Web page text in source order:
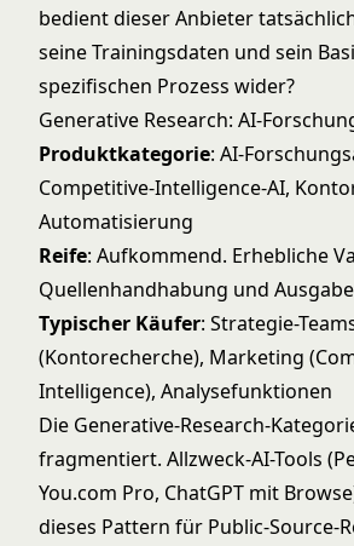
bedient dieser Anbieter
seine Trainingsdaten und sein
spezifischen Prozess wider?
Generative Research: AI-
Produktkategorie: AI-
Competitive-Intelligence-AI,
Automatisierung
Reife: Aufkommend. Erhebliche
Quellenhandhabung und
Typischer Käufer: Strategie-
(Kontorecherche), Marketing
Intelligence), Analysefunktionen
Die Generative-Research-
fragmentiert. Allzweck-AI-Tools
You.com Pro, ChatGPT mit
dieses Pattern für Public-Source-